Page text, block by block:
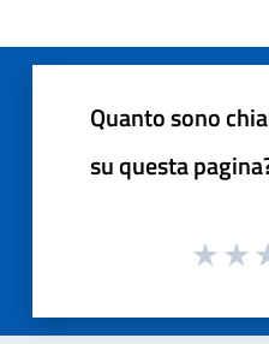
Quanto sono
su questa